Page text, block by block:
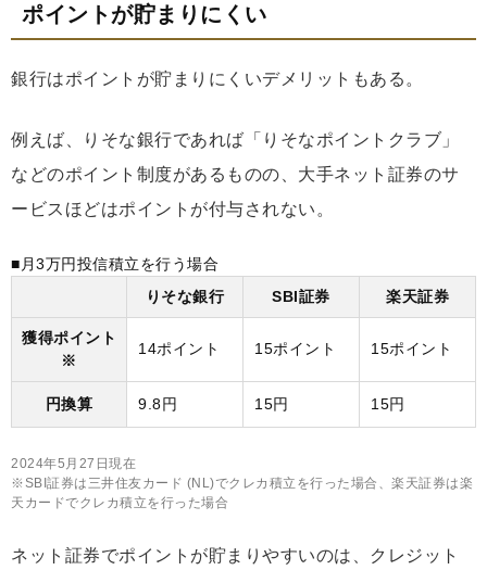
ポイントが貯まりにくい
銀行はポイントが貯まりにくいデメリットもある。
例えば、りそな銀行であれば「りそなポイントクラブ」
などのポイント制度があるものの、大手ネット証券のサ
ービスほどはポイントが付与されない。
■月3万円投信積立を行う場合
りそな銀行
SBI証券 楽天証券
獲得ポイント
※
14ポイント 15ポイント 15ポイント
円換算 9.8円 15円 15円
2024年5月27日現在
※SBI証券は三井住友カード (NL)でクレカ積立を行った場合、楽天証券は楽
天カードでクレカ積立を行った場合
ネット証券でポイントが貯まりやすいのは、クレジット